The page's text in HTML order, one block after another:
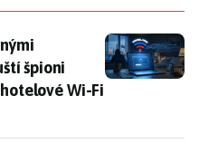
aktualizacemi
špioni
Wi-Fi